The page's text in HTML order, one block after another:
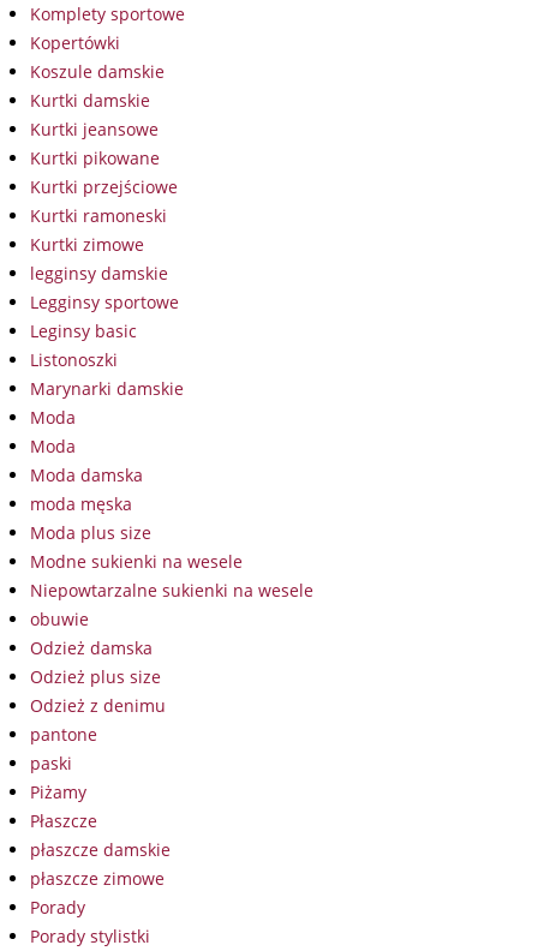
Komplety sportowe
Kopertówki
Koszule damskie
Kurtki damskie
Kurtki jeansowe
Kurtki pikowane
Kurtki przejściowe
Kurtki ramoneski
Kurtki zimowe
legginsy damskie
Legginsy sportowe
Leginsy basic
Listonoszki
Marynarki damskie
Moda
Moda
Moda damska
moda męska
Moda plus size
Modne sukienki na wesele
Niepowtarzalne sukienki na wesele
obuwie
Odzież damska
Odzież plus size
Odzież z denimu
pantone
paski
Piżamy
Płaszcze
płaszcze damskie
płaszcze zimowe
Porady
Porady stylistki